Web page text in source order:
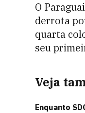
O
derrota
quarta
seu
Veja
Enquanto